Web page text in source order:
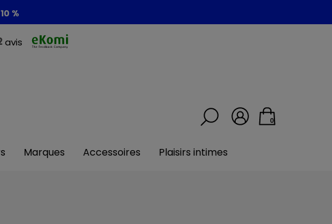
%
avis
0
Marques Accessoires Plaisirs intimes